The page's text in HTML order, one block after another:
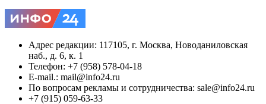
Адрес редакции: 117105, г. Москва, Новоданиловская
наб., д. 6, к. 1
Телефон: +7 (958) 578-04-18
E-mail.: mail@info24.ru
По вопросам рекламы и сотрудничества: sale@info24.ru
+7 (915) 059-63-33